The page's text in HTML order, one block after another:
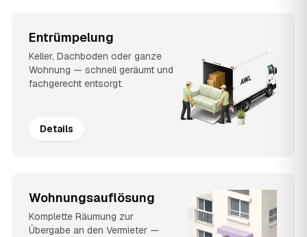
Entrümpelung
Keller, Dachboden oder ganze
Wohnung — schnell geräumt und
fachgerecht entsorgt.
Details
Wohnungsauflösung
Komplette Räumung zur
Übergabe an den Vermieter —